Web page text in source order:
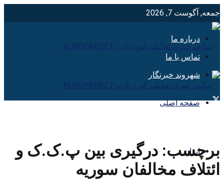
جمعه, آگوست 7, 2026
درباره ما
تماس با ما
شهروند خبرنگار
صفحه اصلی
ایران
برچسب: درگیری بین پ.ک.ک و
ائتلاف مخالفان سوریه